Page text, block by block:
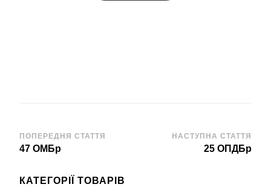
Навігація
по
запису
ПОПЕРЕДНЯ СТАТТЯ
47 ОМБр
НАСТУПНА СТАТТЯ
25 ОПДБр
КАТЕГОРІЇ ТОВАРІВ